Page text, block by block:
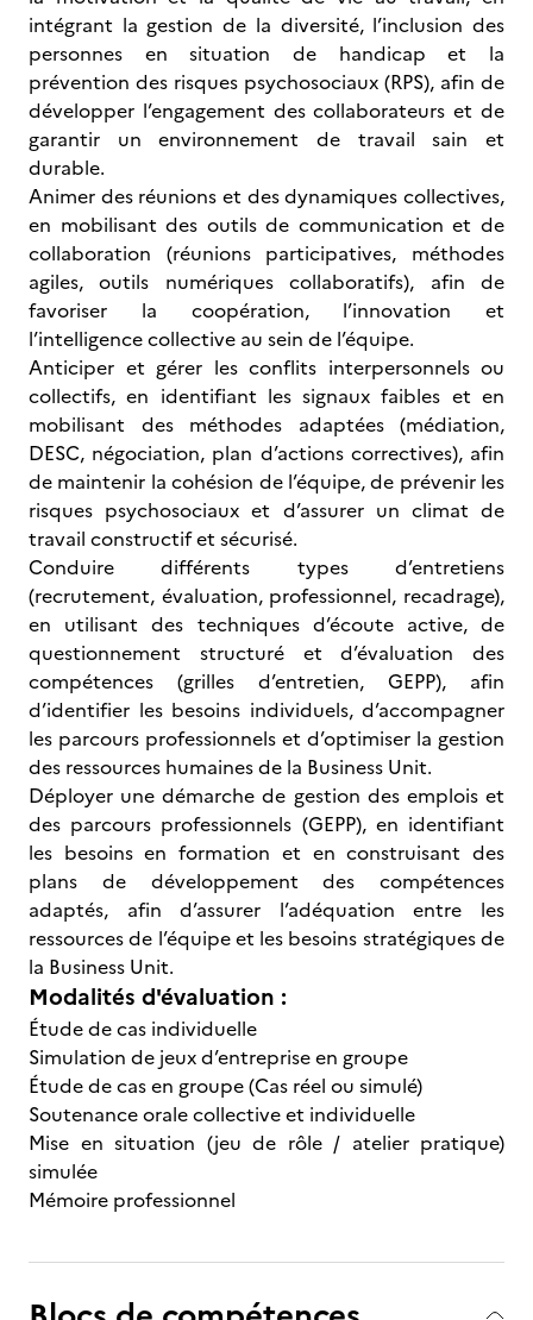
intégrant la gestion de la diversité, l’inclusion des
personnes en situation de handicap et la
prévention des risques psychosociaux (RPS), afin de
développer l’engagement des collaborateurs et de
garantir un environnement de travail sain et
durable.
Animer des réunions et des dynamiques collectives,
en mobilisant des outils de communication et de
collaboration (réunions participatives, méthodes
agiles, outils numériques collaboratifs), afin de
favoriser la coopération, l’innovation et
l’intelligence collective au sein de l’équipe.
Anticiper et gérer les conflits interpersonnels ou
collectifs, en identifiant les signaux faibles et en
mobilisant des méthodes adaptées (médiation,
DESC, négociation, plan d’actions correctives), afin
de maintenir la cohésion de l’équipe, de prévenir les
risques psychosociaux et d’assurer un climat de
travail constructif et sécurisé.
Conduire différents types d’entretiens
(recrutement, évaluation, professionnel, recadrage),
en utilisant des techniques d’écoute active, de
questionnement structuré et d’évaluation des
compétences (grilles d’entretien, GEPP), afin
d’identifier les besoins individuels, d’accompagner
les parcours professionnels et d’optimiser la gestion
des ressources humaines de la Business Unit.
Déployer une démarche de gestion des emplois et
des parcours professionnels (GEPP), en identifiant
les besoins en formation et en construisant des
plans de développement des compétences
adaptés, afin d’assurer l’adéquation entre les
ressources de l’équipe et les besoins stratégiques de
la Business Unit.
Modalités d'évaluation :
Étude de cas individuelle
Simulation de jeux d’entreprise en groupe
Étude de cas en groupe (Cas réel ou simulé)
Soutenance orale collective et individuelle
Mise en situation (jeu de rôle / atelier pratique)
simulée
Mémoire professionnel